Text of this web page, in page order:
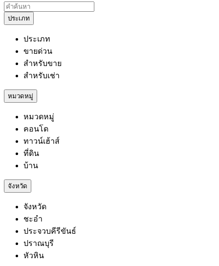
ประเภท
ประเภท
ขายด่วน
สำหรับขาย
สำหรับเช่า
หมวดหมู่
หมวดหมู่
คอนโด
ทาวน์เฮ้าส์
ที่ดิน
บ้าน
จังหวัด
จังหวัด
ชะอำ
ประจวบคีรีขันธ์
ปราณบุรี
หัวหิน